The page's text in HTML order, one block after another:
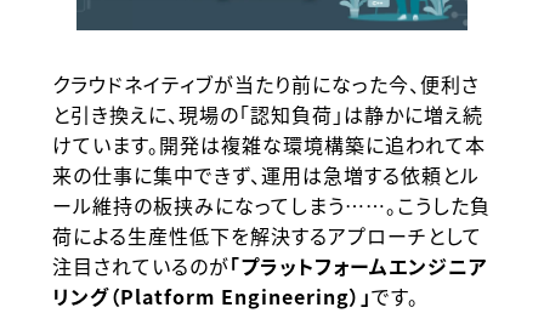
クラウドネイティブが当たり前になった今、便利さ
と引き換えに、現場の「認知負荷」は静かに増え続
けています。開発は複雑な環境構築に追われて本
来の仕事に集中できず、運用は急増する依頼とル
ール維持の板挟みになってしまう……。こうした負
荷による生産性低下を解決するアプローチとして
注目されているのが「プラットフォームエンジニア
リング（Platform Engineering）」です。